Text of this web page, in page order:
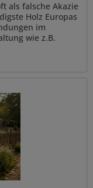
als falsche Akazie
Holz Europas
im
wie z.B.